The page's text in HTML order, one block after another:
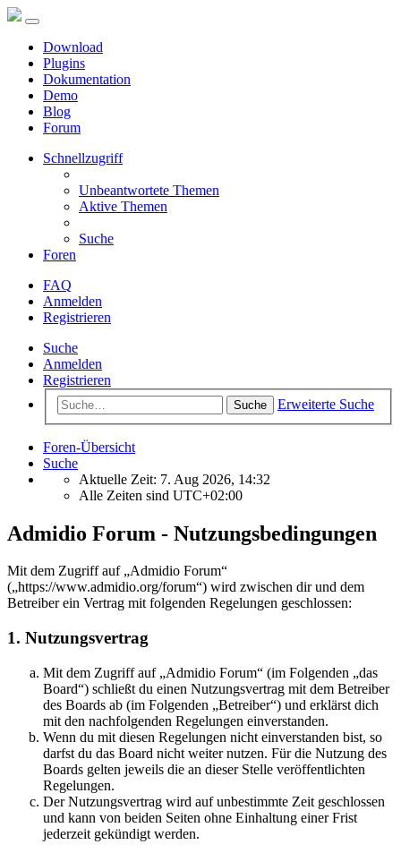
Download
Plugins
Dokumentation
Demo
Blog
Forum
Schnellzugriff
Unbeantwortete Themen
Aktive Themen
Suche
Foren
FAQ
Anmelden
Registrieren
Suche
Anmelden
Registrieren
Suche Erweiterte Suche
Foren-Übersicht
Suche
Aktuelle Zeit: 7. Aug 2026, 14:32
Alle Zeiten sind UTC+02:00
Admidio Forum - Nutzungsbedingungen
Mit dem Zugriff auf „Admidio Forum“
(„https://www.admidio.org/forum“) wird zwischen dir und dem
Betreiber ein Vertrag mit folgenden Regelungen geschlossen:
1. Nutzungsvertrag
Mit dem Zugriff auf „Admidio Forum“ (im Folgenden „das
Board“) schließt du einen Nutzungsvertrag mit dem Betreiber
des Boards ab (im Folgenden „Betreiber“) und erklärst dich
mit den nachfolgenden Regelungen einverstanden.
Wenn du mit diesen Regelungen nicht einverstanden bist, so
darfst du das Board nicht weiter nutzen. Für die Nutzung des
Boards gelten jeweils die an dieser Stelle veröffentlichten
Regelungen.
Der Nutzungsvertrag wird auf unbestimmte Zeit geschlossen
und kann von beiden Seiten ohne Einhaltung einer Frist
jederzeit gekündigt werden.